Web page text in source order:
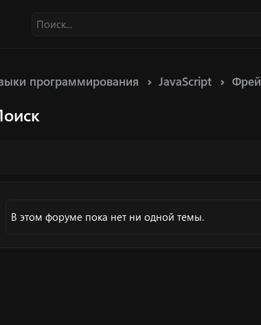
программирования JavaScript
В этом форуме пока нет ни одной темы.